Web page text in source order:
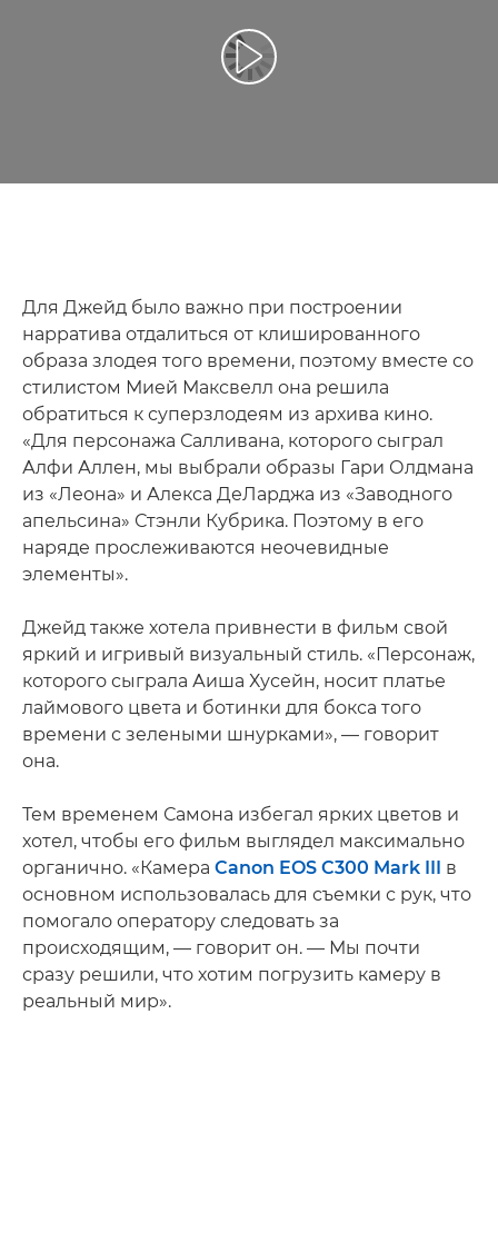
Воспроизведение видео
Для Джейд было важно при построении
нарратива отдалиться от клишированного
образа злодея того времени, поэтому вместе со
стилистом Мией Максвелл она решила
обратиться к суперзлодеям из архива кино.
«Для персонажа Салливана, которого сыграл
Алфи Аллен, мы выбрали образы Гари Олдмана
из «Леона» и Алекса ДеЛарджа из «Заводного
апельсина» Стэнли Кубрика. Поэтому в его
наряде прослеживаются неочевидные
элементы».
Джейд также хотела привнести в фильм свой
яркий и игривый визуальный стиль. «Персонаж,
которого сыграла Аиша Хусейн, носит платье
лаймового цвета и ботинки для бокса того
времени с зелеными шнурками», — говорит
она.
Тем временем Самона избегал ярких цветов и
хотел, чтобы его фильм выглядел максимально
органично. «Камера Canon EOS C300 Mark III
в
основном использовалась для съемки с рук, что
помогало оператору следовать за
происходящим, — говорит он. — Мы почти
сразу решили, что хотим погрузить камеру в
реальный мир».